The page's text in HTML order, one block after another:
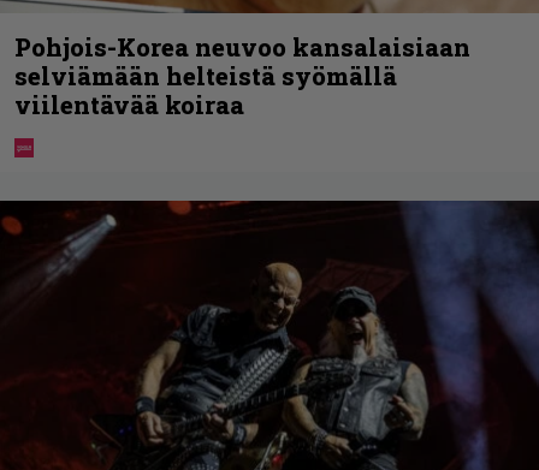
Pohjois-Korea neuvoo kansalaisiaan
selviämään helteistä syömällä
viilentävää koiraa